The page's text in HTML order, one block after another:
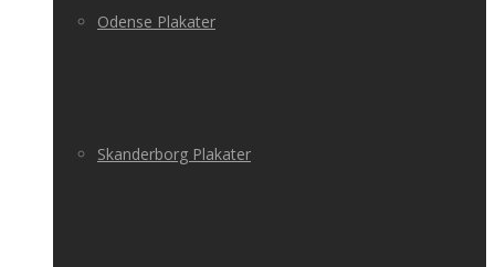
Odense Plakater
Skanderborg Plakater